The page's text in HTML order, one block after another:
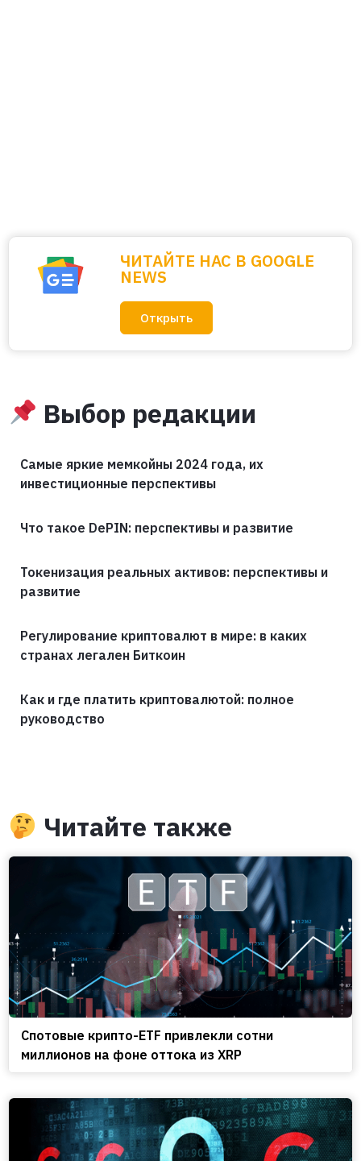
ЧИТАЙТЕ НАС В GOOGLE
NEWS
Открыть
Выбор редакции
Самые яркие мемкойны 2024 года, их
инвестиционные перспективы
Что такое DePIN: перспективы и развитие
Токенизация реальных активов: перспективы и
развитие
Регулирование криптовалют в мире: в каких
странах легален Биткоин
Как и где платить криптовалютой: полное
руководство
Читайте также
Спотовые крипто-ETF привлекли сотни
миллионов на фоне оттока из XRP